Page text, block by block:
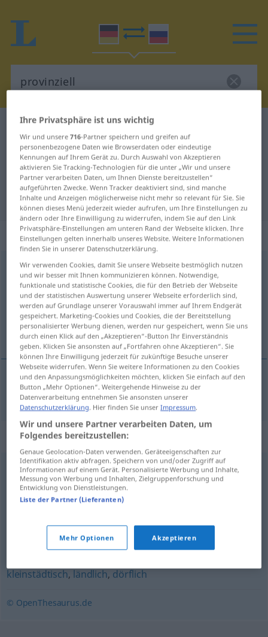
Deutsch-Russisch Wörterbuch
Deutsch-Russisch Übersetzung für
"provinziell"
"provinziell" Russisch Übersetzung
„provinziell“
provinziell
Übersicht aller Übersetzungen
(Für mehr Details die Übersetzung anklicken/antippen)
провинциальный
провинциальный, -ен, -ьна provinziell
Synonyme für "provinziell"
bieder,spießig (Hauptform),engstirnig,kleinbürgerlich
philisterhaft,spießbürgerlich
,rückständig,altmodisch,verschlafen,
zurückgeblieben
kleinstädtisch, ländlich, dörflich
© OpenThesaurus.de
Ihre Privatsphäre ist uns wichtig
Wir und unsere716-Partner speichern und greifen auf
personenbezogene Daten wie Browserdaten oder eindeutige
Kennungen auf Ihrem Gerät zu. Durch Auswahl von Akzeptieren
aktivieren Sie Tracking-Technologien für die unter „Wir und unsere
Partner verarbeiten Daten, um Ihnen Dienste bereitzustellen“
aufgeführten Zwecke. Wenn Tracker deaktiviert sind, sind manche
Inhalte und Anzeigen möglicherweise nicht mehr so relevant für Sie. Sie
können dieses Menü jederzeit wieder aufrufen, um Ihre Einstellungen zu
ändern oder Ihre Einwilligung zu widerrufen, indem Sie auf den Link
Privatsphäre-Einstellungen am unteren Rand der Webseite klicken. Ihre
Einstellungen gelten innerhalb unseres Website. Weitere Informationen
finden Sie in unserer Datenschutzerklärung.
Wir verwenden Cookies, damit Sie unsere Webseite bestmöglich nutzen
und wir besser mit Ihnen kommunizieren können. Notwendige,
funktionale und statistische Cookies, die für den Betrieb der Webseite
und der statistischen Auswertung unserer Webseite erforderlich sind,
werden auf Grundlage unserer Vorauswahl immer auf Ihrem Endgerät
gespeichert. Marketing-Cookies und Cookies, die der Bereitstellung
personalisierter Werbung dienen, werden nur gespeichert, wenn Sie uns
durch einen Klick auf den „Akzeptieren“-Button Ihr Einverständnis
geben. Klicken Sie ansonsten auf „Fortfahren ohne Akzeptieren“. Sie
können Ihre Einwilligung jederzeit für zukünftige Besuche unserer
Webseite widerrufen. Wenn Sie weitere Informationen zu den Cookies
und den Anpassungsmöglichkeiten möchten, klicken Sie einfach auf den
Button „Mehr Optionen“. Weitergehende Hinweise zu der
Datenverarbeitung entnehmen Sie ansonsten unserer
Datenschutzerklärung. Hier finden Sie unserImpressum.
Wir und unsere Partner verarbeiten Daten, um
Folgendes bereitzustellen:
Genaue Geolocation-Daten verwenden. Geräteeigenschaften zur
Identifikation aktiv abfragen. Speichern von und/oder Zugriff auf
Informationen auf einem Gerät. Personalisierte Werbung und Inhalte,
Messung von Werbung und Inhalten, Zielgruppenforschung und
Entwicklung von Dienstleistungen.
Liste der Partner (Lieferanten)
Mehr Optionen Akzeptieren